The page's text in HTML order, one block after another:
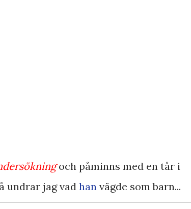
och påminns med en tår i
undrar jag vadhan vägde som barn...